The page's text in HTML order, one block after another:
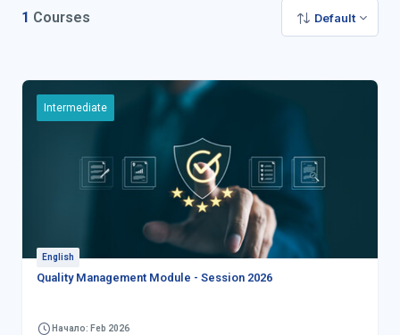
1 Courses Default
Intermediate
English
Quality Management Module - Session 2026
Начало: Feb 2026